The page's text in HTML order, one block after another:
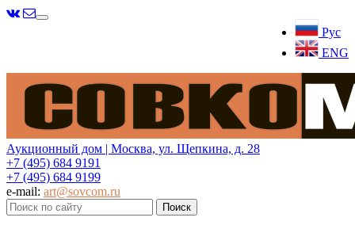
Рус
ENG
Меню
Аукционный дом | Москва, ул. Щепкина, д. 28
+7 (495) 684 9191
+7 (495) 684 9199
e-mail: art@sovcom.ru